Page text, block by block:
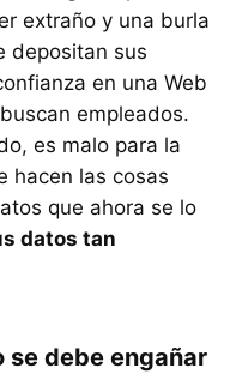
extraño y una burla
depositan sus
en una Web
empleados.
es malo para la
hacen las cosas
que ahora se lo
datos tan
se debe engañar